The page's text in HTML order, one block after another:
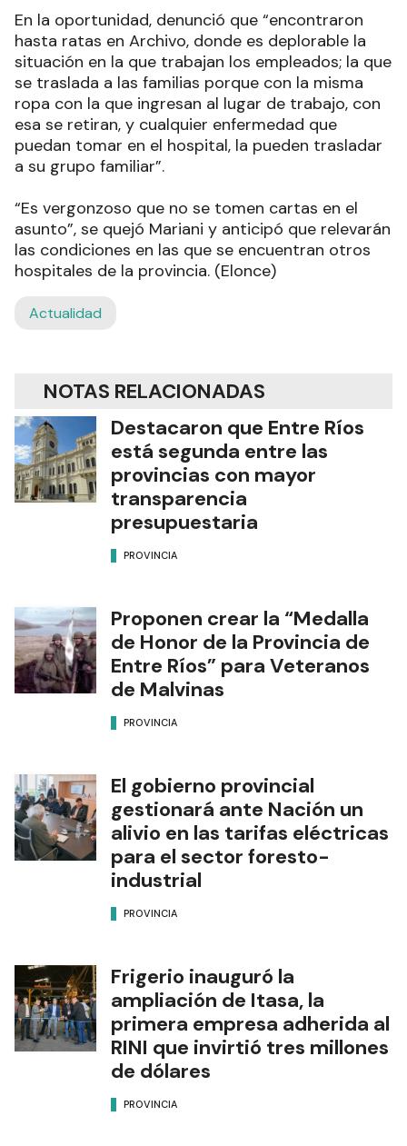
En la oportunidad, denunció que “encontraron
hasta ratas en Archivo, donde es deplorable la
situación en la que trabajan los empleados; la que
se traslada a las familias porque con la misma
ropa con la que ingresan al lugar de trabajo, con
esa se retiran, y cualquier enfermedad que
puedan tomar en el hospital, la pueden trasladar
a su grupo familiar”.
“Es vergonzoso que no se tomen cartas en el
asunto”, se quejó Mariani y anticipó que relevarán
las condiciones en las que se encuentran otros
hospitales de la provincia. (Elonce)
Actualidad
NOTAS RELACIONADAS
Destacaron que Entre Ríos
está segunda entre las
provincias con mayor
transparencia
presupuestaria
PROVINCIA
Proponen crear la “Medalla
de Honor de la Provincia de
Entre Ríos” para Veteranos
de Malvinas
PROVINCIA
El gobierno provincial
gestionará ante Nación un
alivio en las tarifas eléctricas
para el sector foresto-
industrial
PROVINCIA
Frigerio inauguró la
ampliación de Itasa, la
primera empresa adherida al
RINI que invirtió tres millones
de dólares
PROVINCIA